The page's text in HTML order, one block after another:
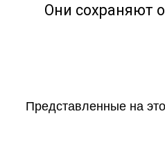
Они сохраняют
Представленные на